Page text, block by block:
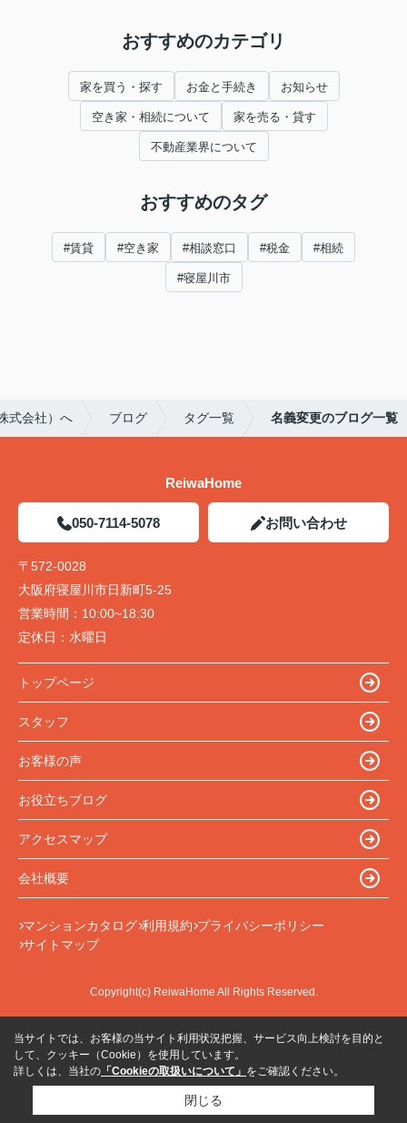
おすすめのカテゴリ
家を買う・探す お金と手続き お知らせ
空き家・相続について 家を売る・貸す
不動産業界について
おすすめのタグ
#賃貸 #空き家 #相談窓口 #税金 #相続
#寝屋川市
式会社）へ ブログ タグ一覧 名義変更のブログ一覧
ReiwaHome
050-7114-5078 お問い合わせ
〒572-0028
大阪府寝屋川市日新町5-25
営業時間： 10:00~18:30
定休日： 水曜日
トップページ
スタッフ
お客様の声
お役立ちブログ
アクセスマップ
会社概要
マンションカタログ 利用規約 プライバシーポリシー
サイトマップ
Copyright(c) ReiwaHome All Rights Reserved.
当サイトでは、お客様の当サイト利用状況把握、サービス向上検討を目的と
して、クッキー（Cookie）を使用しています。
詳しくは、当社の 「Cookieの取扱いについて」 をご確認ください。
閉じる